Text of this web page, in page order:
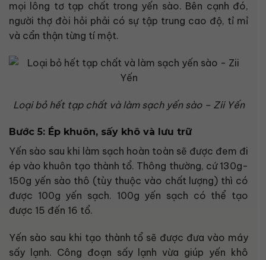
mọi lông tơ tạp chất trong yến sào. Bên cạnh đó,
người thợ đòi hỏi phải có sự tập trung cao độ, tỉ mỉ
và cẩn thận từng tí một.
Loại bỏ hết tạp chất và làm sạch yến sào – Zii Yến
Bước 5: Ép khuôn, sấy khô và lưu trữ
Yến sào sau khi làm sạch hoàn toàn sẽ được đem đi
ép vào khuôn tạo thành tổ. Thông thường, cứ 130g-
150g yến sào thô (tùy thuộc vào chất lượng) thì có
được 100g yến sạch. 100g yến sạch có thể tạo
được 15 đến 16 tổ.
Yến sào sau khi tạo thành tổ sẽ được đưa vào máy
sấy lạnh. Công đoạn sấy lạnh vừa giúp yến khô